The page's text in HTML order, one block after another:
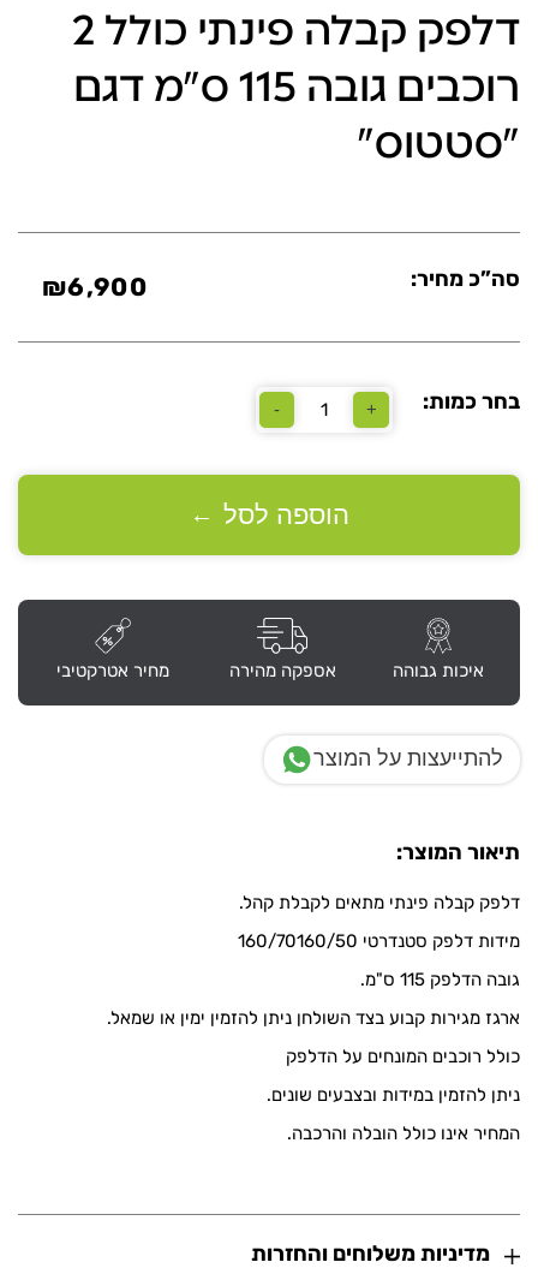
דלפק קבלה פינתי כולל 2
רוכבים גובה 115 ס"מ דגם
"סטטוס"
סה”כ מחיר: ₪6,900
בחר כמות: +
כמות
"סטטוס"
-
הוספה לסל ←
איכות גבוהה אספקה מהירה מחיר אטרקטיבי
להתייעצות על המוצר
תיאור המוצר:
דלפק קבלה פינתי מתאים לקבלת קהל.
מידות דלפק סטנדרטי 160/70160/50
גובה הדלפק 115 ס"מ.
ארגז מגירות קבוע בצד השולחן ניתן להזמין ימין או שמאל.
כולל רוכבים המונחים על הדלפק
ניתן להזמין במידות ובצבעים שונים.
המחיר אינו כולל הובלה והרכבה.
מדיניות משלוחים והחזרות